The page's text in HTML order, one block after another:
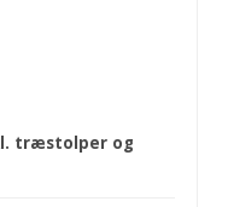
træstolper og